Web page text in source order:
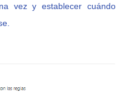
vez y establecer cuándo